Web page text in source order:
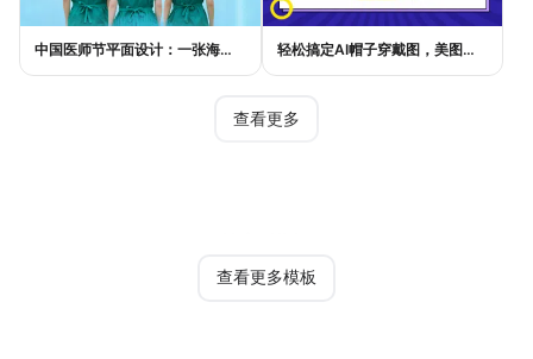
中国医师节平面设计：一张海报如何讲好白衣故事 轻松搞定AI帽子穿戴图，美图设计室电商主图教程
查看更多
查看更多模板